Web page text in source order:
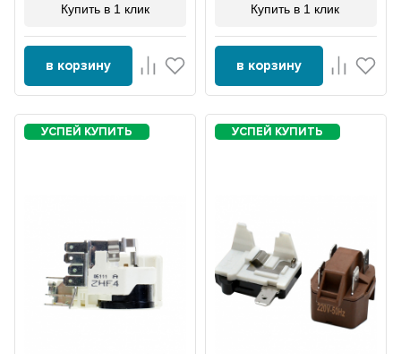
Купить в 1 клик
в корзину
Купить в 1 клик
в корзину